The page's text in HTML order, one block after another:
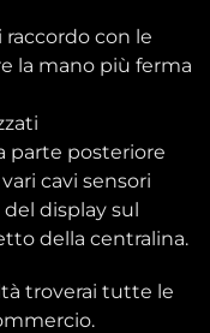
con le
la mano più ferma
parte posteriore
cavi sensori
display sul
della centralina.
troverai tutte le